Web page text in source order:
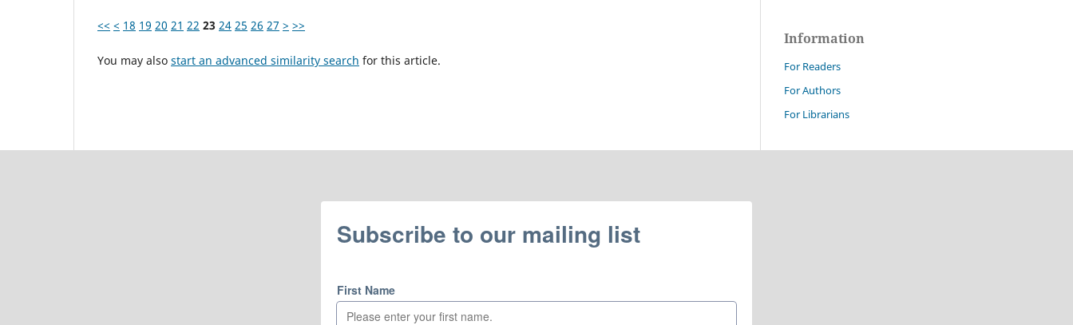
<< < 18 19 20 21 22 23 24 25 26 27 > >>
You may also start an advanced similarity search for this article.
Information
For Readers
For Authors
For Librarians